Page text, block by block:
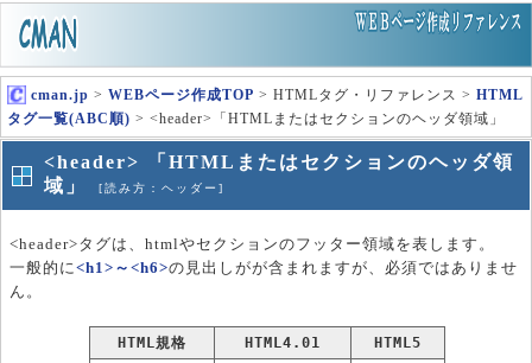
cman.jp > WEBページ作成TOP > HTMLタグ・リファレンス > HTML
タグ一覧(ABC順) > <header>「HTMLまたはセクションのヘッダ領域」
<header> 「HTMLまたはセクションのヘッダ領
域」
[読み方：ヘッダー]
<header>タグは、htmlやセクションのフッター領域を表します。
一般的に<h1>～<h6>の見出しがが含まれますが、必須ではありませ
ん。
HTML規格 HTML4.01 HTML5